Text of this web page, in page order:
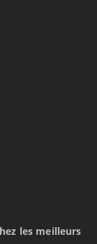
les meilleurs